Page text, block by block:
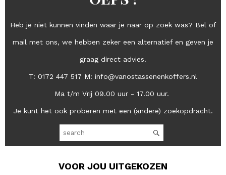
kunt scheiden van uw lunchpakket. Tenslotte kunt u, door
gemakkelijk bij al uw spullen.
Heb je niet kunnen vinden waar je naar op zoek was? Bel of
mail met ons, we hebben zeker een alternatief en geven je
graag direct advies.
T: 0172 447 517 M: info@vanostassenenkoffers.nl
Ma t/m Vrij 09.00 uur - 17.00 uur.
Je kunt het ook proberen met een (andere) zoekopdracht.
VOOR JOU UITGEKOZEN